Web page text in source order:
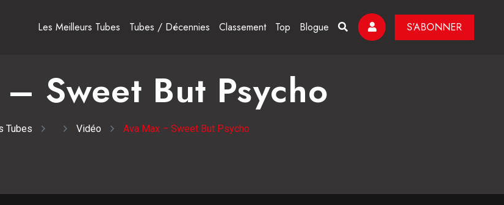
Les Meilleurs Tubes Tubes / Décennies Classement Top Blogue S’ABONNER
Sweet But Psycho
Tubes Vidéo Ava Max – Sweet But Psycho